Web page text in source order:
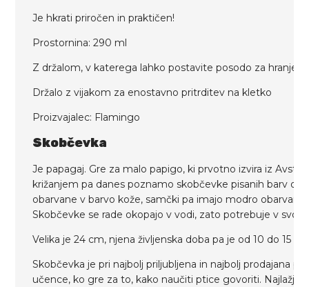
Je hkrati priročen in praktičen!
Prostornina: 290 ml
Z držalom, v katerega lahko postavite posodo za
Držalo z vijakom za enostavno pritrditev na kletko
Proizvajalec: Flamingo
Skobčevka
Je papagaj. Gre za malo papigo, ki prvotno izvira iz
križanjem pa danes poznamo skobčevke pisanih barv
obarvane v barvo kože, samčki pa imajo modro
Skobčevke se rade okopajo v vodi, zato potrebuje v svoji
Velika je 24 cm, njena življenska doba pa je od 10 do 15 let
Skobčevka je pri najbolj priljubljena in najbolj prodajana
učence, ko gre za to, kako naučiti ptice govoriti.